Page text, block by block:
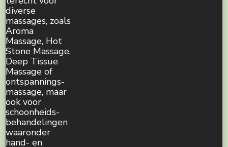
diverse
massages, zoals
Aroma
Massage, Hot
Stone Massage,
Deep Tissue
Massage of
ontspannings-
massage, maar
ook voor
schoonheids-
behandelingen
waaronder
hand- en